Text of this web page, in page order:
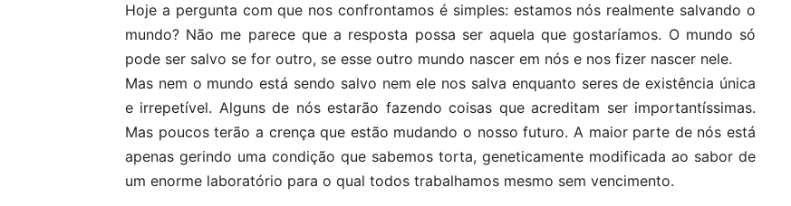
Hoje a pergunta com que nos confrontamos é simples: estamos nós realmente salvando o
mundo? Não me parece que a resposta possa ser aquela que gostaríamos. O mundo só
pode ser salvo se for outro, se esse outro mundo nascer em nós e nos fizer nascer nele.
Mas nem o mundo está sendo salvo nem ele nos salva enquanto seres de existência única
e irrepetível. Alguns de nós estarão fazendo coisas que acreditam ser importantíssimas.
Mas poucos terão a crença que estão mudando o nosso futuro. A maior parte de nós está
apenas gerindo uma condição que sabemos torta, geneticamente modificada ao sabor de
um enorme laboratório para o qual todos trabalhamos mesmo sem vencimento.